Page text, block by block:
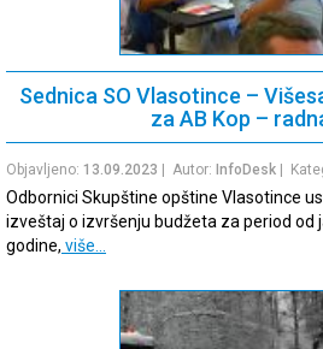
Sednica SO Vlasotince –
za AB Kop –
Objavljeno: 13.09.2023 | Autor: InfoDesk |
Odbornici Skupštine opštine Vlasotince
izveštaj o izvršenju budžeta za period od
godine, više…